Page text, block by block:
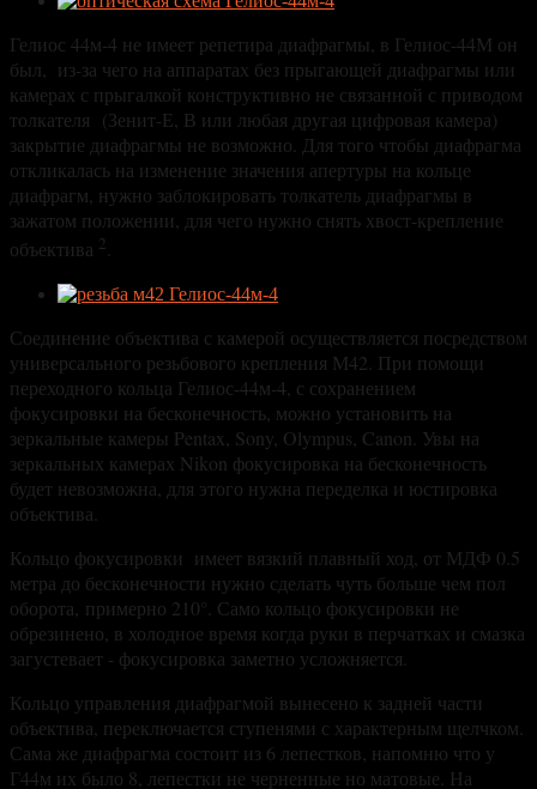
Гелиос 44м-4 не имеет репетира диафрагмы, в Гелиос-44М он
был, из-за чего на аппаратах без прыгающей диафрагмы или
камерах с прыгалкой конструктивно не связанной с приводом
толкателя (Зенит-Е, В или любая другая цифровая камера)
закрытие диафрагмы не возможно. Для того чтобы диафрагма
откликалась на изменение значения апертуры на кольце
диафрагм, нужно заблокировать толкатель диафрагмы в
зажатом положении, для чего нужно снять хвост-крепление
объектива 2
Соединение объектива с камерой осуществляется посредством
универсального резьбового крепления М42. При помощи
переходного кольца Гелиос-44м-4, с сохранением
фокусировки на бесконечность, можно установить на
зеркальные камеры Pentax, Sony, Olympus, Canon. Увы на
зеркальных камерах Nikon фокусировка на бесконечность
будет невозможна, для этого нужна переделка и юстировка
объектива.
Кольцо фокусировки имеет вязкий плавный ход, от МДФ 0.5
метра до бесконечности нужно сделать чуть больше чем пол
оборота, примерно 210°. Само кольцо фокусировки не
обрезинено, в холодное время когда руки в перчатках и смазка
загустевает - фокусировка заметно усложняется.
Кольцо управления диафрагмой вынесено к задней части
объектива, переключается ступенями с характерным щелчком.
Сама же диафрагма состоит из 6 лепестков, напомню что у
Г44м их было 8, лепестки не черненные но матовые. На